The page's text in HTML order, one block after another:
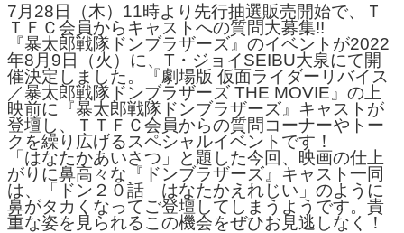
7月28日（木）11時より先行抽選販売開始で、Ｔ
ＴＦＣ会員からキャストへの質問大募集!!
『暴太郎戦隊ドンブラザーズ』のイベントが2022
年8月9日（火）に、T・ジョイSEIBU大泉にて開
催決定しました。『劇場版 仮面ライダーリバイス
／暴太郎戦隊ドンブラザーズ THE MOVIE』の上
映前に『暴太郎戦隊ドンブラザーズ』キャストが
登壇し、ＴＴＦＣ会員からの質問コーナーやトー
クを繰り広げるスペシャルイベントです！
「はなたかあいさつ」と題した今回、映画の仕上
がりに鼻高々な『ドンブラザーズ』キャスト一同
は、「ドン２０話 はなたかえれじい」のように
鼻がタカくなってご登壇してしまうようです。貴
重な姿を見られるこの機会をぜひお見逃しなく！